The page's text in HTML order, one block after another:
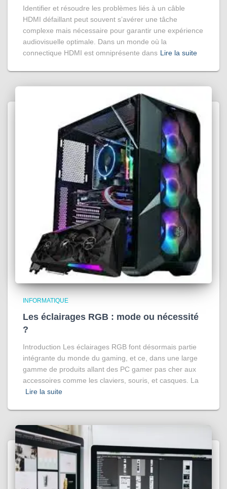
Identifier et résoudre les problèmes liés à un câble
HDMI défaillant peut souvent s’avérer une tâche
complexe mais nécessaire pour garantir une expérience
audiovisuelle optimale. Dans un monde où la
connectique HDMI est omniprésente dans Lire la suite
INFORMATIQUE
Les éclairages RGB : mode ou nécessité
?
Introduction Les éclairages RGB font désormais partie
intégrante du monde du gaming, et ce, dans une large
gamme de produits allant des PC gamer pas cher aux
accessoires comme les claviers, souris, et casques. La
Lire la suite